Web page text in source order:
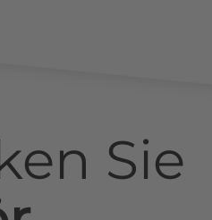
Sie